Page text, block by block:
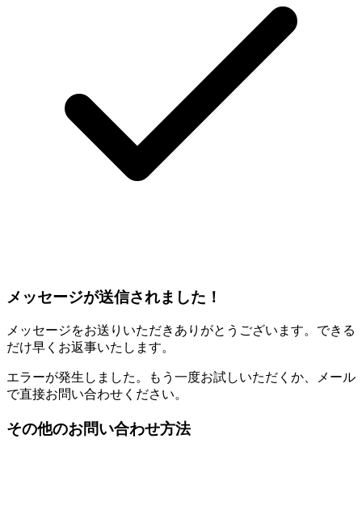
メッセージが送信されました！
メッセージをお送りいただきありがとうございます。できる
だけ早くお返事いたします。
エラーが発生しました。もう一度お試しいただくか、メール
で直接お問い合わせください。
その他のお問い合わせ方法